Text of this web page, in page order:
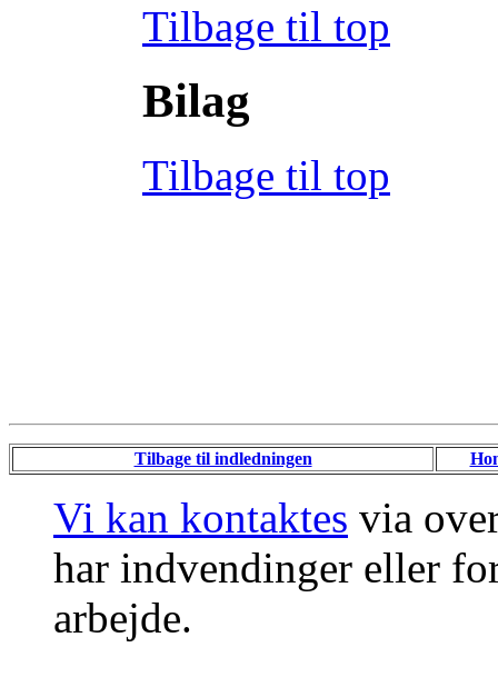
Tilbage til top
Bilag
Tilbage til top
Tilbage til indledningen
Vi kan kontaktes via
har indvendinger eller
arbejde.